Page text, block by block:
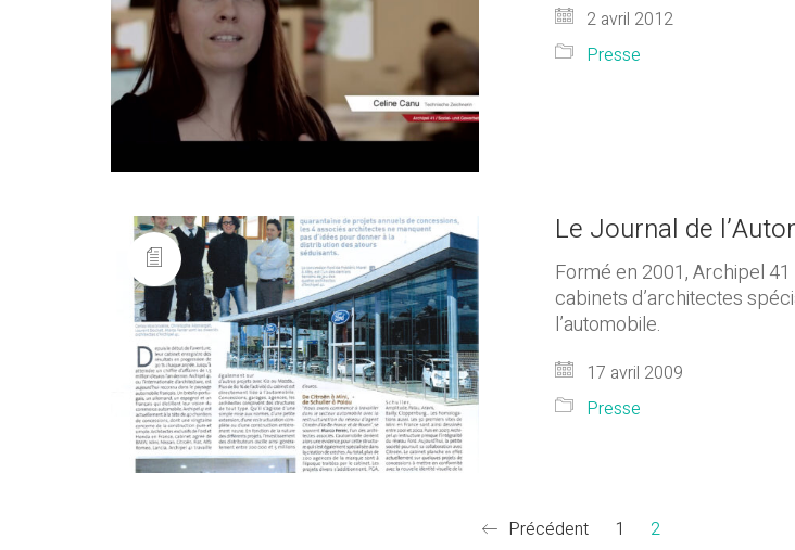
2 avril 2012
Presse
Le Journal de
Formé en 2001, Archipel
cabinets d’architectes
l’automobile.
17 avril 2009
Presse
Précédent 1 2